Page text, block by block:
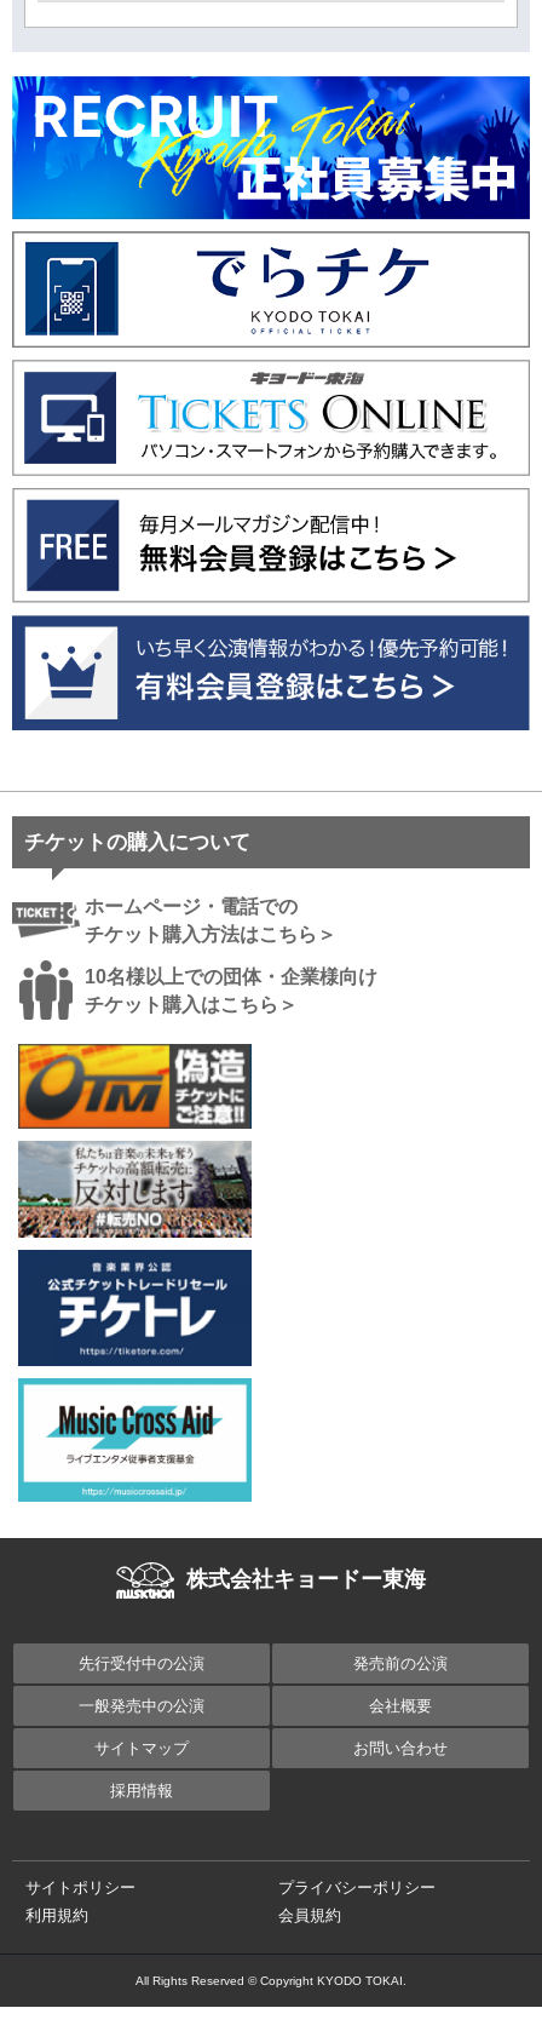
チケットの購入について
ホームページ・電話での
チケット購入方法はこちら＞
10名様以上での団体・企業様向け
チケット購入はこちら＞
株式会社キョードー東海
先行受付中の公演 発売前の公演
一般発売中の公演 会社概要
サイトマップ お問い合わせ
採用情報
サイトポリシー
プライバシーポリシー
利用規約
会員規約
All Rights Reserved © Copyright KYODO TOKAI.